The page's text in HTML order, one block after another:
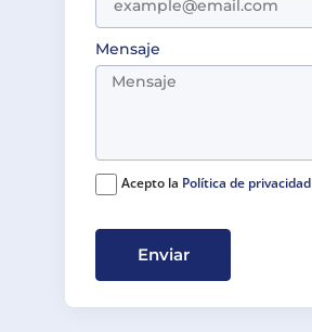
Mensaje
Acepto la Política de privacidad
Enviar